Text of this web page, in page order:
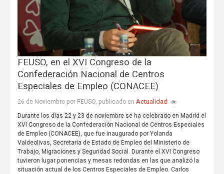
FEUSO, en el XVI Congreso de la
Confederación Nacional de Centros
Especiales de Empleo (CONACEE)
26 de Noviembre por FEUSO, publicado en Actualidad
Durante los días 22 y 23 de noviembre se ha celebrado en Madrid el
XVI Congreso de la Confederación Nacional de Centros Especiales
de Empleo (CONACEE), que fue inaugurado por Yolanda
Valdeolivas, Secretaria de Estado de Empleo del Ministerio de
Trabajo, Migraciones y Seguridad Social. Durante el XVI Congreso
tuvieron lugar ponencias y mesas redondas en las que analizó la
situación actual de los Centros Especiales de Empleo. Carlos